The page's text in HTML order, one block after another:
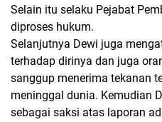
Selain itu selaku Pejabat
diproses hukum.
Selanjutnya Dewi juga
terhadap dirinya dan juga
sanggup menerima tekanan
meninggal dunia. Kemudian
sebagai saksi atas laporan